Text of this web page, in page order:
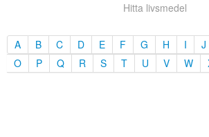
Hitta livsmedel
A B C D E F G H I J
O
P Q R S T U V W